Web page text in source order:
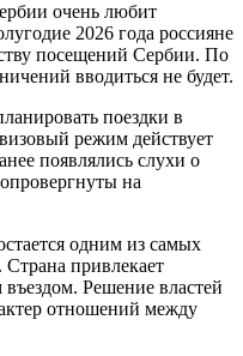
очень любит
2026 года россияне
посещений Сербии. По
вводиться не будет.
поездки в
режим действует
появлялись слухи о
на
одним из самых
привлекает
Решение властей
отношений между